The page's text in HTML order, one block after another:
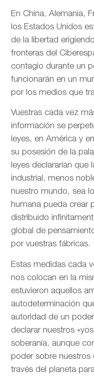
En China, Alemania,
los Estados Unidos
de la libertad
fronteras del
contagio durante un
funcionarán en un
por los medios que
Vuestras cada vez
información se
leyes, en América y
su posesión de la
leyes declararían que
industrial, menos
nuestro mundo, sea
humana pueda crear
distribuido
global de
por vuestras fábricas.
Estas medidas cada
nos colocan en la
estuvieron aquellos
autodeterminación
autoridad de un
declarar nuestros
soberanía, aunque
poder sobre nuestros
través del planeta